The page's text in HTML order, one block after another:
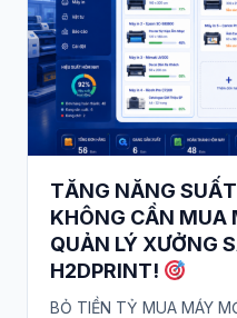
TĂNG NĂNG
KHÔNG CẦN MUA
QUẢN LÝ XƯỞNG
H2DPRINT!
BỎ TIỀN TỶ MUA MÁY